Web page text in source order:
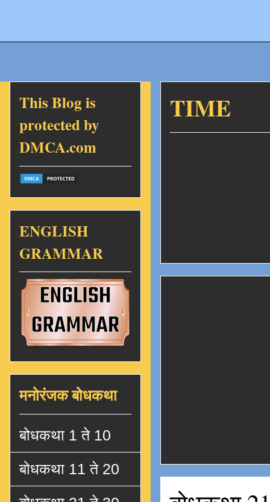
TIME
This Blog is
protected by
DMCA.com
ENGLISH
GRAMMAR
मनोरंजक बोधकथा
बोधकथा 1 ते 10
बोधकथा 11 ते 20